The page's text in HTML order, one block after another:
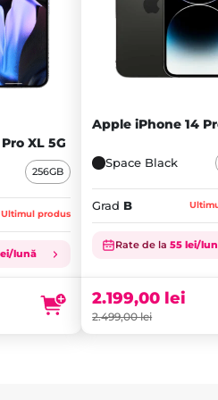
XL 5G
256GB
Ultimul produs
lună
Apple iPhone 14
Space Black
Grad B
Rate de la55 lei/
2.499,00lei
inițial
fost:
2.499,00 lei.
2.199,00 lei
Prețul
este:
2.199,00 lei.